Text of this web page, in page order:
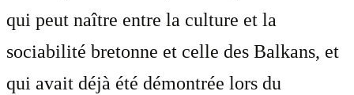
qui peut naître entre la culture et la
sociabilité bretonne et celle des Balkans, et
qui avait déjà été démontrée lors du